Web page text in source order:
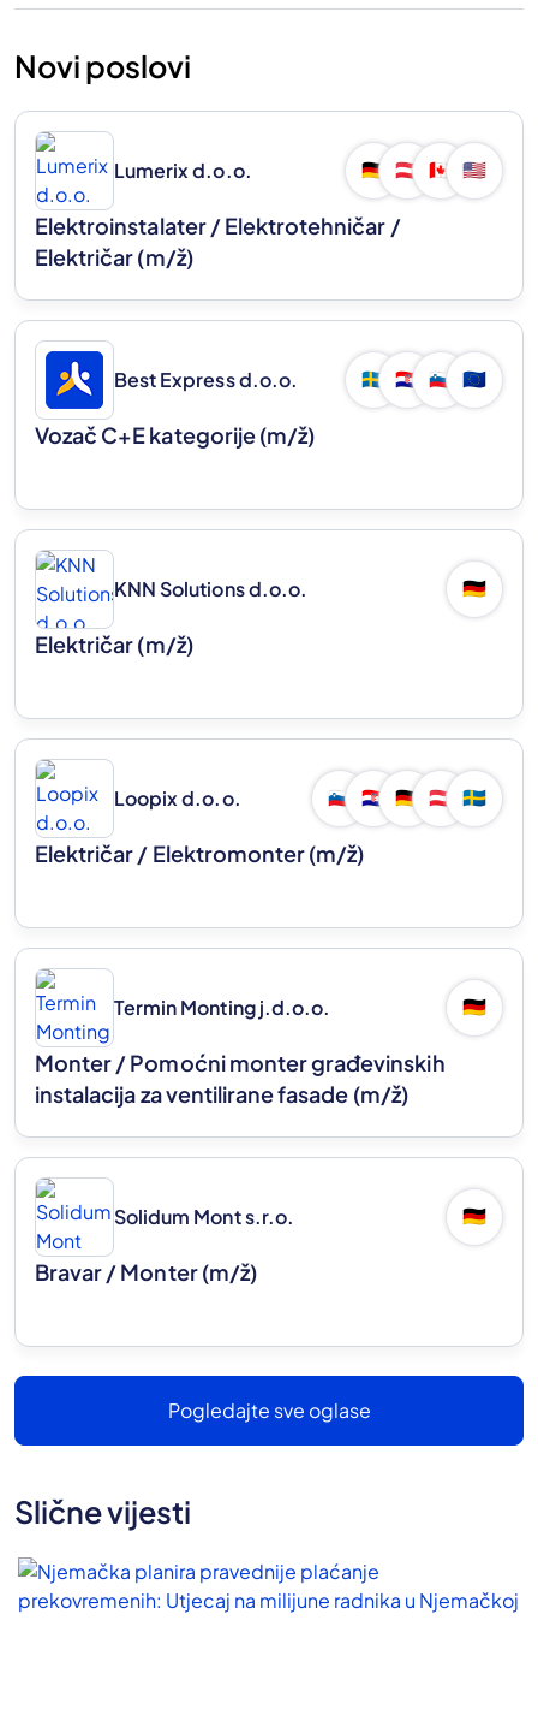
Novi poslovi
Lumerix d.o.o. 🇩🇪 🇦🇹 🇨🇦 🇺🇸
Elektroinstalater / Elektrotehničar /
Električar(m/ž)
Best Express d.o.o. 🇸🇪 🇭🇷 🇸🇮 🇪🇺
Vozač C+E kategorije(m/ž)
KNN Solutions d.o.o. 🇩🇪
Električar(m/ž)
Loopix d.o.o. 🇸🇮 🇭🇷 🇩🇪 🇦🇹 🇸🇪
Električar / Elektromonter(m/ž)
Termin Monting j.d.o.o. 🇩🇪
Monter / Pomoćni monter građevinskih
instalacija za ventilirane fasade (m/ž)
Solidum Mont s.r.o. 🇩🇪
Bravar / Monter(m/ž)
Pogledajte sve oglase
Slične vijesti